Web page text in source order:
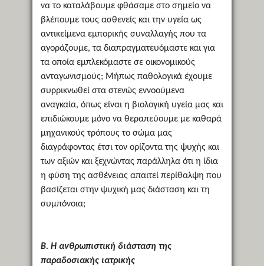
να το καταλάβουμε φθάσαμε στο σημείο να
βλέπουμε τους ασθενείς και την υγεία ως
αντικείμενα εμπορικής συναλλαγής που τα
αγοράζουμε, τα διαπραγματευόμαστε και για
τα οποία εμπλεκόμαστε σε οικονομικούς
ανταγωνισμούς; Μήπως παθολογικά έχουμε
συρρικνωθεί στα στενώς εννοούμενα
αναγκαία, όπως είναι η βιολογική υγεία μας και
επιδιώκουμε μόνο να θεραπεύουμε με καθαρά
μηχανικούς τρόπους το σώμα μας
διαγράφοντας έτσι τον ορίζοντα της ψυχής και
των αξιών και ξεχνώντας παράλληλα ότι η ίδια
η φύση της ασθένειας απαιτεί περίθαλψη που
βασίζεται στην ψυχική μας διάσταση και τη
συμπόνοια;
Β. Η ανθρωπιστική διάσταση της
παραδοσιακής ιατρικής